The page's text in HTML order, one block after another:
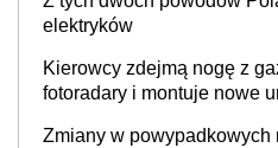
elektryków
Kierowcy zdejmą nogę z
fotoradary i montuje nowe
Zmiany w powypadkowych